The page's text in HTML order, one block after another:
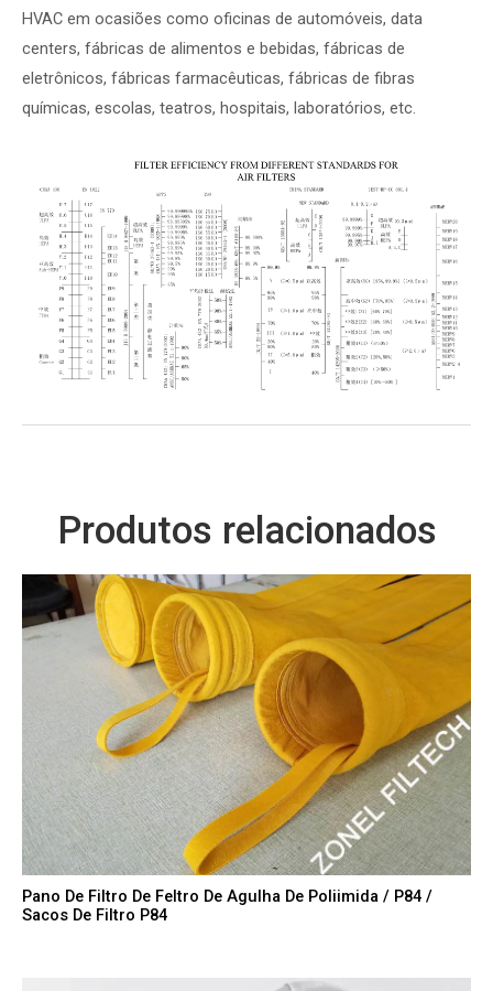
HVAC em ocasiões como oficinas de automóveis, data
centers, fábricas de alimentos e bebidas, fábricas de
eletrônicos, fábricas farmacêuticas, fábricas de fibras
químicas, escolas, teatros, hospitais, laboratórios, etc.
Produtos relacionados
Pano De Filtro De Feltro De Agulha De Poliimida / P84 /
Sacos De Filtro P84